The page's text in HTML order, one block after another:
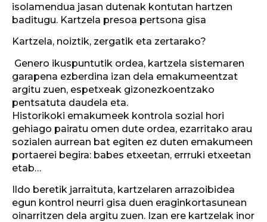
isolamendua jasan dutenak kontutan hartzen
baditugu. Kartzela presoa pertsona gisa
Kartzela, noiztik, zergatik eta zertarako?
Genero ikuspuntutik ordea, kartzela sistemaren
garapena ezberdina izan dela emakumeentzat
argitu zuen, espetxeak gizonezkoentzako
pentsatuta daudela eta.
Historikoki emakumeek kontrola sozial hori
gehiago pairatu omen dute ordea, ezarritako arau
sozialen aurrean bat egiten ez duten emakumeen
portaerei begira: babes etxeetan, errruki etxeetan
etab…
Ildo beretik jarraituta, kartzelaren arrazoibidea
egun kontrol neurri gisa duen eraginkortasunean
oinarritzen dela argitu zuen. Izan ere kartzelak inor